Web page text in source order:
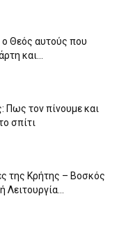
ο Θεός αυτούς που
και...
Πως τον πίνουμε και
σπίτι
της Κρήτης – Βοσκός